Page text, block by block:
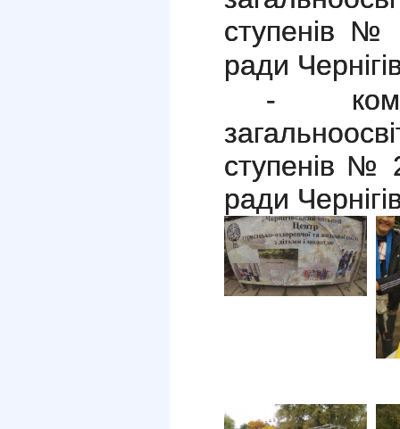
ступенів №
ради
-
ступенів №
ради